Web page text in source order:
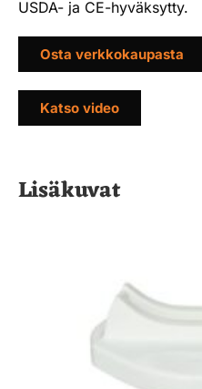
USDA- ja CE-hyväksytty.
Osta verkkokaupasta
Katso video
Lisäkuvat